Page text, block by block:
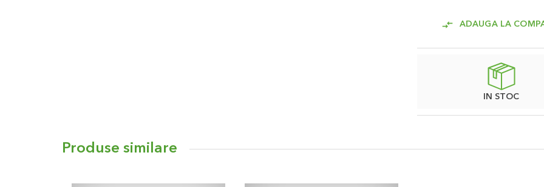
ADAUGA LA
IN STOC
Produse similare